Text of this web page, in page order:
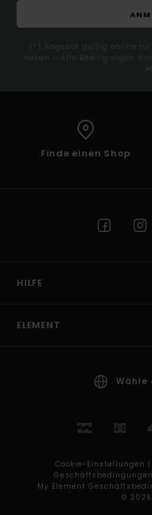
(*) Angebot gültig online
haben - Alle Bedingungen
Finde einen Shop
HILFE
ELEMENT
Wähle
Cookie-Einstellungen |
My Element
©